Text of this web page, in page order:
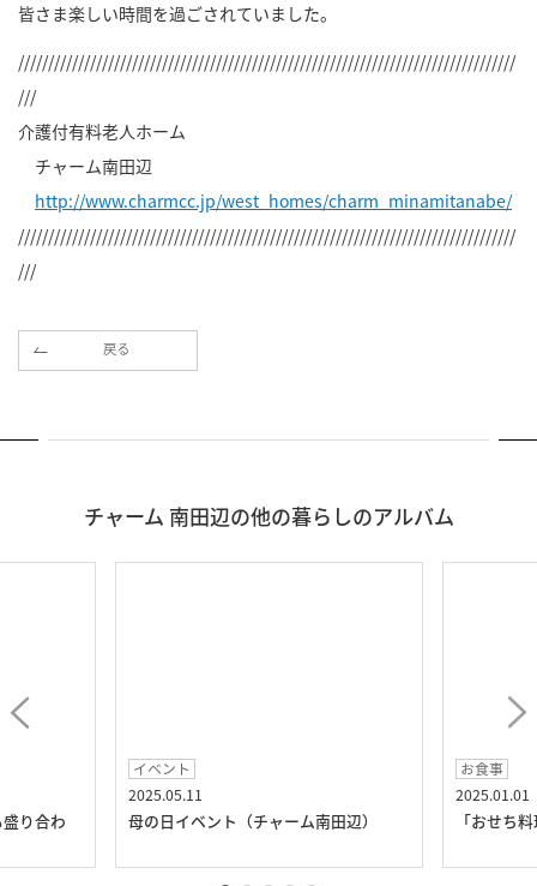
皆さま楽しい時間を過ごされていました。
///////////////////////////////////////////////////////////////////////////////////
///
介護付有料老人ホーム
チャーム南田辺
http://www.charmcc.jp/west_homes/charm_minamitanabe/
///////////////////////////////////////////////////////////////////////////////////
///
戻る
チャーム 南田辺の他の暮らしのアルバム
り合わ
イベント
2025.05.11
母の日イベント（チャーム南田辺）
お食事
2025.01.01
「おせち